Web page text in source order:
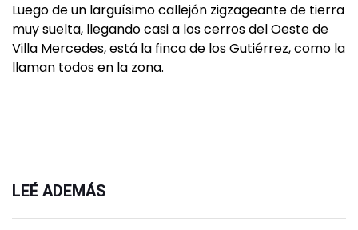
Luego de un larguísimo callejón zigzageante de tierra
muy suelta, llegando casi a los cerros del Oeste de
Villa Mercedes, está la finca de los Gutiérrez, como la
llaman todos en la zona.
LEÉ ADEMÁS